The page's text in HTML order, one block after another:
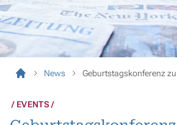
News Geburtstagskonferenz
EVENTS